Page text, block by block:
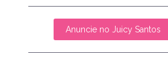
Anuncie no Juicy Santos